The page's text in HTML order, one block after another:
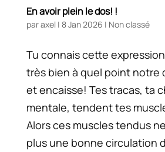
En avoir plein le dos! !
paraxel | 8 Jan 2026 | Non classé
Tu connais cette
très bien à quel point notre
et encaisse! Tes tracas, ta
mentale, tendent tes
Alors ces muscles tendus
plus une bonne circulation